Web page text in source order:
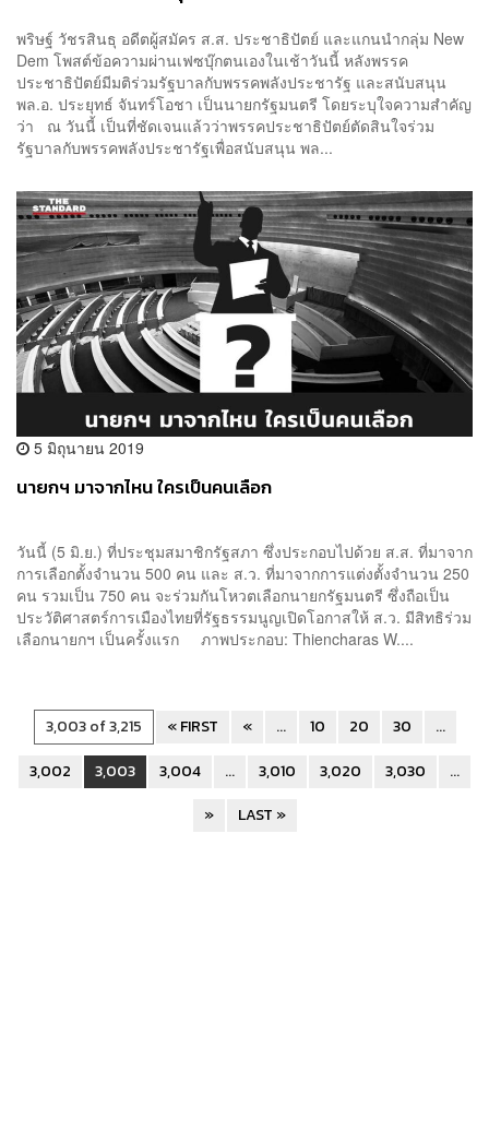
พริษฐ์ วัชรสินธุ อดีตผู้สมัคร ส.ส. ประชาธิปัตย์ และแกนนำกลุ่ม New
Dem โพสต์ข้อความผ่านเฟซบุ๊กตนเองในเช้าวันนี้ หลังพรรค
ประชาธิปัตย์มีมติร่วมรัฐบาลกับพรรคพลังประชารัฐ และสนับสนุน
พล.อ. ประยุทธ์ จันทร์โอชา เป็นนายกรัฐมนตรี โดยระบุใจความสำคัญ
ว่า ณ วันนี้ เป็นที่ชัดเจนแล้วว่าพรรคประชาธิปัตย์ตัดสินใจร่วม
รัฐบาลกับพรรคพลังประชารัฐเพื่อสนับสนุน พล...
5 มิถุนายน 2019
นายกฯ มาจากไหน ใครเป็นคนเลือก
วันนี้ (5 มิ.ย.) ที่ประชุมสมาชิกรัฐสภา ซึ่งประกอบไปด้วย ส.ส. ที่มาจาก
การเลือกตั้งจำนวน 500 คน และ ส.ว. ที่มาจากการแต่งตั้งจำนวน 250
คน รวมเป็น 750 คน จะร่วมกันโหวตเลือกนายกรัฐมนตรี ซึ่งถือเป็น
ประวัติศาสตร์การเมืองไทยที่รัฐธรรมนูญเปิดโอกาสให้ ส.ว. มีสิทธิร่วม
เลือกนายกฯ เป็นครั้งแรก ภาพประกอบ: Thiencharas W....
3,003 of 3,215 « FIRST « ... 10 20 30
...
3,002
3,003 3,004 ... 3,010 3,020 3,030
...
»
LAST »